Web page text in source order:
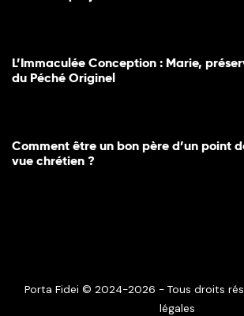
L’Immaculée Conception : Marie,
du Péché Originel
Comment être un bon père d’un point
vue chrétien ?
Porta Fidei © 2024-2026 - Tous droits
légales